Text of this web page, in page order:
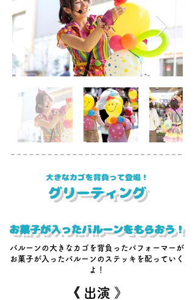
グリーティング
​大きなカゴを背負って登場！
お菓子が入ったバルーンをもらおう！
バルーンの大きなカゴを背負ったパフォーマーが
お菓子が入ったバルーンのステッキを配っていく
よ！
《 ​出演 》